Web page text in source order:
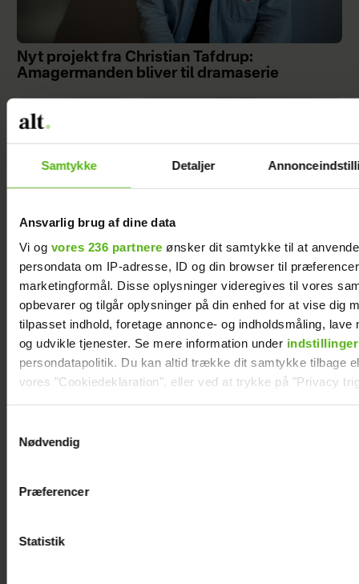
Samtykke Detaljer
Ansvarlig brug af dine data
Vi og vores 236 partnere ønsker dit samtykke til at
persondata om IP-adresse, ID og din browser til
marketingformål. Disse oplysninger videregives til vores
opbevarer og tilgår oplysninger på din enhed for at vise dig
tilpasset indhold, foretage annonce- og indholdsmåling, lave
og udvikle tjenester. Se mere information under indstillinger
persondatapolitik. Du kan altid trække dit samtykke tilbage
vores "Cookiedeklaration", eller ved at trykke på "Privacy
Vi anvender egne cookies og cookies fra tredjeparter til at
generere statistik og huske dine præferencer samt til brug
Nødvendig
Præferencer
Statistik
Nyt projekt fra Christian Tafdrup:
Amagermanden bliver til dramaserie
Albert Harson åbner op: Sådan var det at
kysse en mand